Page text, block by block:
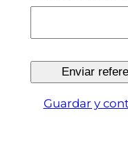
Guardar y